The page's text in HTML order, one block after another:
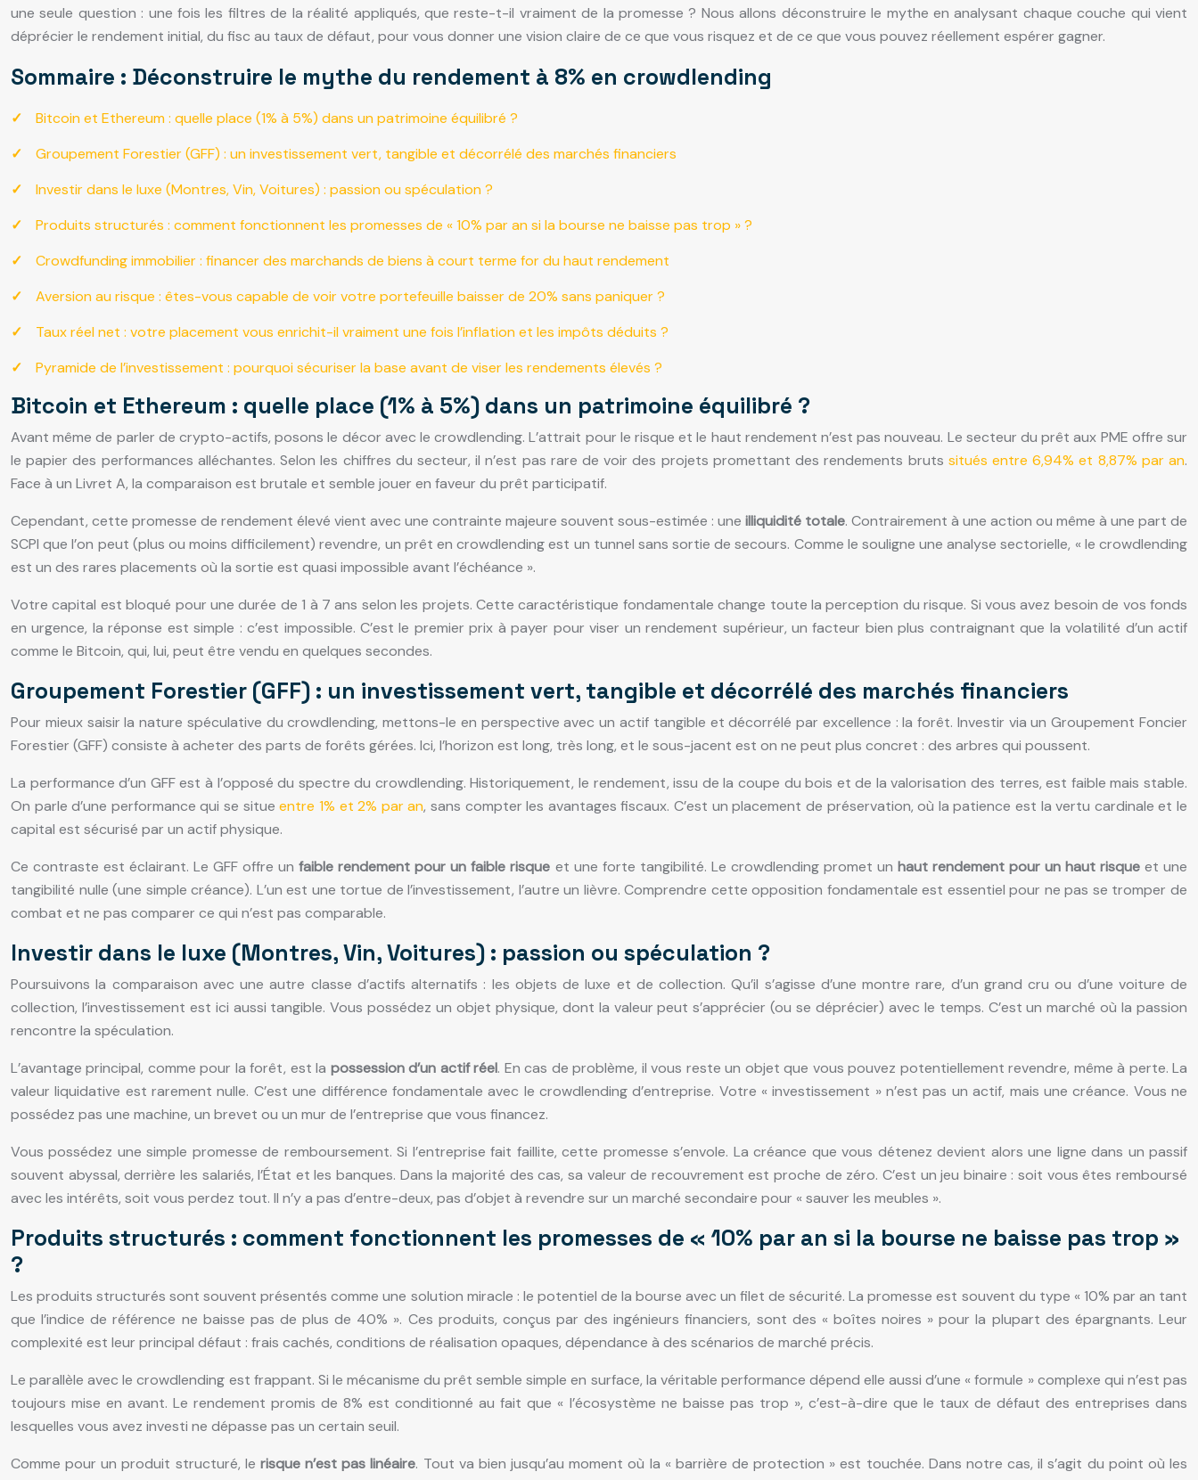
une seule question : une fois les filtres de la réalité appliqués, que reste-t-il vraiment de la promesse ? Nous allons déconstruire le mythe en analysant chaque couche qui vient
déprécier le rendement initial, du fisc au taux de défaut, pour vous donner une vision claire de ce que vous risquez et de ce que vous pouvez réellement espérer gagner.
Sommaire : Déconstruire le mythe du rendement à 8% en crowdlending
Bitcoin et Ethereum : quelle place (1% à 5%) dans un patrimoine équilibré ?
Groupement Forestier (GFF) : un investissement vert, tangible et décorrélé des marchés financiers
Investir dans le luxe (Montres, Vin, Voitures) : passion ou spéculation ?
Produits structurés : comment fonctionnent les promesses de « 10% par an si la bourse ne baisse pas trop » ?
Crowdfunding immobilier : financer des marchands de biens à court terme for du haut rendement
Aversion au risque : êtes-vous capable de voir votre portefeuille baisser de 20% sans paniquer ?
Taux réel net : votre placement vous enrichit-il vraiment une fois l’inflation et les impôts déduits ?
Pyramide de l’investissement : pourquoi sécuriser la base avant de viser les rendements élevés ?
Bitcoin et Ethereum : quelle place (1% à 5%) dans un patrimoine équilibré ?
Avant même de parler de crypto-actifs, posons le décor avec le crowdlending. L’attrait pour le risque et le haut rendement n’est pas nouveau. Le secteur du prêt aux PME offre sur
le papier des performances alléchantes. Selon les chiffres du secteur, il n’est pas rare de voir des projets promettant des rendements bruts situés entre 6,94% et 8,87% par an.
Face à un Livret A, la comparaison est brutale et semble jouer en faveur du prêt participatif.
Cependant, cette promesse de rendement élevé vient avec une contrainte majeure souvent sous-estimée : une illiquidité totale. Contrairement à une action ou même à une part de
SCPI que l’on peut (plus ou moins difficilement) revendre, un prêt en crowdlending est un tunnel sans sortie de secours. Comme le souligne une analyse sectorielle, « le crowdlending
est un des rares placements où la sortie est quasi impossible avant l’échéance ».
Votre capital est bloqué pour une durée de 1 à 7 ans selon les projets. Cette caractéristique fondamentale change toute la perception du risque. Si vous avez besoin de vos fonds
en urgence, la réponse est simple : c’est impossible. C’est le premier prix à payer pour viser un rendement supérieur, un facteur bien plus contraignant que la volatilité d’un actif
comme le Bitcoin, qui, lui, peut être vendu en quelques secondes.
Groupement Forestier (GFF) : un investissement vert, tangible et décorrélé des marchés financiers
Pour mieux saisir la nature spéculative du crowdlending, mettons-le en perspective avec un actif tangible et décorrélé par excellence : la forêt. Investir via un Groupement Foncier
Forestier (GFF) consiste à acheter des parts de forêts gérées. Ici, l’horizon est long, très long, et le sous-jacent est on ne peut plus concret : des arbres qui poussent.
La performance d’un GFF est à l’opposé du spectre du crowdlending. Historiquement, le rendement, issu de la coupe du bois et de la valorisation des terres, est faible mais stable.
On parle d’une performance qui se situeentre 1% et 2% par an, sans compter les avantages fiscaux. C’est un placement de préservation, où la patience est la vertu cardinale et le
capital est sécurisé par un actif physique.
Ce contraste est éclairant. Le GFF offre unfaible rendement pour un faible risque et une forte tangibilité. Le crowdlending promet un haut rendement pour un haut risqueet une
tangibilité nulle (une simple créance). L’un est une tortue de l’investissement, l’autre un lièvre. Comprendre cette opposition fondamentale est essentiel pour ne pas se tromper de
combat et ne pas comparer ce qui n’est pas comparable.
Investir dans le luxe (Montres, Vin, Voitures) : passion ou spéculation ?
Poursuivons la comparaison avec une autre classe d’actifs alternatifs : les objets de luxe et de collection. Qu’il s’agisse d’une montre rare, d’un grand cru ou d’une voiture de
collection, l’investissement est ici aussi tangible. Vous possédez un objet physique, dont la valeur peut s’apprécier (ou se déprécier) avec le temps. C’est un marché où la passion
rencontre la spéculation.
L’avantage principal, comme pour la forêt, est la possession d’un actif réel. En cas de problème, il vous reste un objet que vous pouvez potentiellement revendre, même à perte. La
valeur liquidative est rarement nulle. C’est une différence fondamentale avec le crowdlending d’entreprise. Votre « investissement » n’est pas un actif, mais une créance. Vous ne
possédez pas une machine, un brevet ou un mur de l’entreprise que vous financez.
Vous possédez une simple promesse de remboursement. Si l’entreprise fait faillite, cette promesse s’envole. La créance que vous détenez devient alors une ligne dans un passif
souvent abyssal, derrière les salariés, l’État et les banques. Dans la majorité des cas, sa valeur de recouvrement est proche de zéro. C’est un jeu binaire : soit vous êtes remboursé
avec les intérêts, soit vous perdez tout. Il n’y a pas d’entre-deux, pas d’objet à revendre sur un marché secondaire pour « sauver les meubles ».
Produits structurés : comment fonctionnent les promesses de « 10% par an si la bourse ne baisse pas trop »
?
Les produits structurés sont souvent présentés comme une solution miracle : le potentiel de la bourse avec un filet de sécurité. La promesse est souvent du type « 10% par an tant
que l’indice de référence ne baisse pas de plus de 40% ». Ces produits, conçus par des ingénieurs financiers, sont des « boîtes noires » pour la plupart des épargnants. Leur
complexité est leur principal défaut : frais cachés, conditions de réalisation opaques, dépendance à des scénarios de marché précis.
Le parallèle avec le crowdlending est frappant. Si le mécanisme du prêt semble simple en surface, la véritable performance dépend elle aussi d’une « formule » complexe qui n’est pas
toujours mise en avant. Le rendement promis de 8% est conditionné au fait que « l’écosystème ne baisse pas trop », c’est-à-dire que le taux de défaut des entreprises dans
lesquelles vous avez investi ne dépasse pas un certain seuil.
Comme pour un produit structuré, le risque n’est pas linéaire. Tout va bien jusqu’au moment où la « barrière de protection » est touchée. Dans notre cas, il s’agit du point où les